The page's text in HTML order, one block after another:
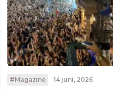
#Magazine 14 juni, 2026